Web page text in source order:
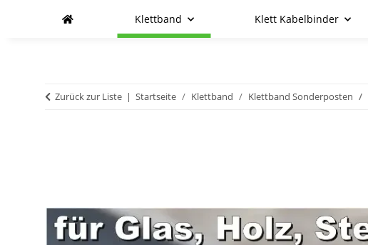
Klettband Klett Kabelbinder
Zurück zur Liste Startseite Klettband Klettband Sonderposten